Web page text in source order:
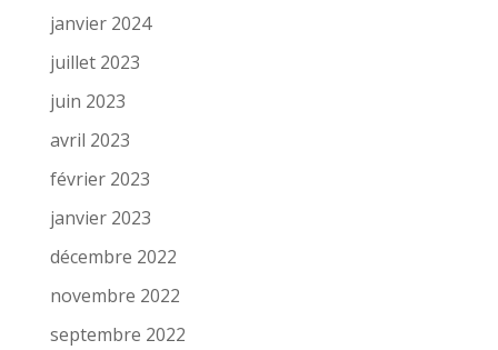
janvier 2024
juillet 2023
juin 2023
avril 2023
février 2023
janvier 2023
décembre 2022
novembre 2022
septembre 2022